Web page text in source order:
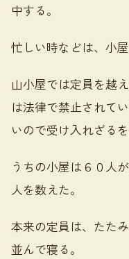
中する。
忙しい時などは、小
山小屋では定員を越
は法律で禁止されて
いので受け入れざるを
うちの小屋は６０人
人を数えた。
本来の定員は、たた
並んで寝る。